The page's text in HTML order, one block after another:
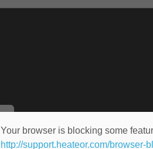
Your browser is blocking some
http://support.heateor.com/browser-